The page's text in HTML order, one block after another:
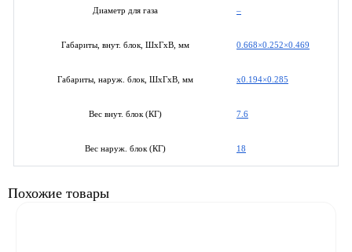
Диаметр для газа –
Габариты, внут. блок, ШхГхВ, мм 0.668×0.252×0.469
Габариты, наруж. блок, ШхГхВ, мм x0.194×0.285
Вес внут. блок (КГ) 7.6
Вес наруж. блок (КГ) 18
Похожие товары